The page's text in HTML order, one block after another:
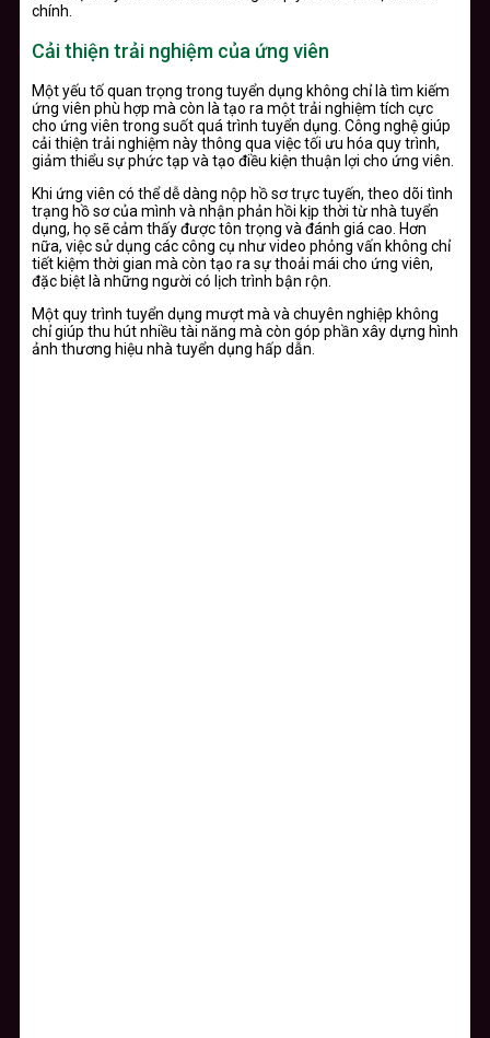
chính.
Cải thiện trải nghiệm của ứng viên
Một yếu tố quan trọng trong tuyển dụng không chỉ là tìm kiếm
ứng viên phù hợp mà còn là tạo ra một trải nghiệm tích cực
cho ứng viên trong suốt quá trình tuyển dụng. Công nghệ giúp
cải thiện trải nghiệm này thông qua việc tối ưu hóa quy trình,
giảm thiểu sự phức tạp và tạo điều kiện thuận lợi cho ứng viên.
Khi ứng viên có thể dễ dàng nộp hồ sơ trực tuyến, theo dõi tình
trạng hồ sơ của mình và nhận phản hồi kịp thời từ nhà tuyển
dụng, họ sẽ cảm thấy được tôn trọng và đánh giá cao. Hơn
nữa, việc sử dụng các công cụ như video phỏng vấn không chỉ
tiết kiệm thời gian mà còn tạo ra sự thoải mái cho ứng viên,
đặc biệt là những người có lịch trình bận rộn.
Một quy trình tuyển dụng mượt mà và chuyên nghiệp không
chỉ giúp thu hút nhiều tài năng mà còn góp phần xây dựng hình
ảnh thương hiệu nhà tuyển dụng hấp dẫn.